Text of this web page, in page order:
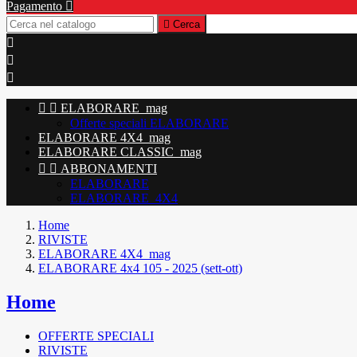
Pagamento 
 Cerca



  ELABORARE_mag
Offerte speciali ELABORARE
ELABORARE 4X4_mag
ELABORARE CLASSIC_mag
  ABBONAMENTI
ELABORARE
ELABORARE_4X4
Home
RIVISTE
ELABORARE 4X4_mag
ELABORARE 4x4 105 - 2025 (sett-ott)
Home
OFFERTE SPECIALI
RIVISTE